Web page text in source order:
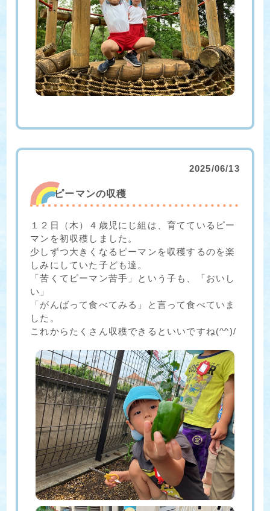
2025/06/13
ピーマンの収穫
１２日（木）４歳児にじ組は、育てているピー
マンを初収穫しました。
少しずつ大きくなるピーマンを収穫するのを楽
しみにしていた子ども達。
「苦くてピーマン苦手」という子も、「おいし
い」
「がんばって食べてみる」と言って食べていま
した。
これからたくさん収穫できるといいですね(^^)/